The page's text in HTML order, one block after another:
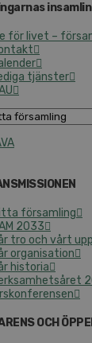
för livet –
tjänster
församling
2033
tro och vårt
organisation
historia
OCH